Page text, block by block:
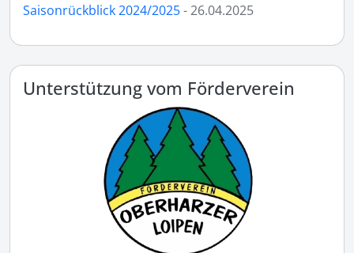
Saisonrückblick 2024/2025- 26.04.2025
Unterstützung vom Förderverein